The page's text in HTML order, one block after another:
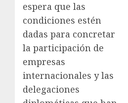
espera que las
condiciones estén
dadas para concretar
la participación de
empresas
internacionales y las
delegaciones